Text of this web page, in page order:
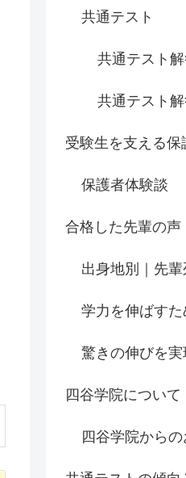
共通テスト
共通テスト
共通テスト
受験生を支える保
保護者体験談
合格した先輩の声
出身地別｜先
学力を伸ばすた
驚きの伸びを
四谷学院について
四谷学院から